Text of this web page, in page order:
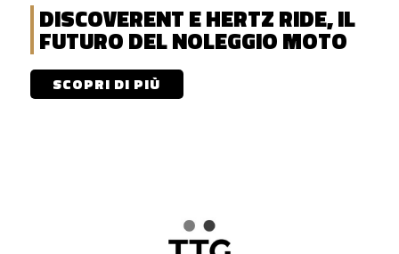
DISCOVERENT E HERTZ RIDE, IL
FUTURO DEL NOLEGGIO MOTO
SCOPRI DI PIÙ